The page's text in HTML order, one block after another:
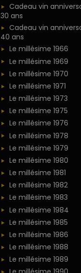
Cadeau vin
30 ans
Cadeau vin
40 ans
Le millésime 1966
Le millésime 1969
Le millésime 1970
Le millésime 1971
Le millésime 1973
Le millésime 1975
Le millésime 1976
Le millésime 1978
Le millésime 1979
Le millésime 1980
Le millésime 1981
Le millésime 1982
Le millésime 1983
Le millésime 1984
Le millésime 1985
Le millésime 1986
Le millésime 1988
Le millésime 1989